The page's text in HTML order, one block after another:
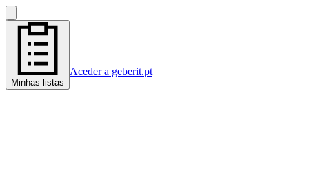
Minhas listas
Aceder a geberit.pt